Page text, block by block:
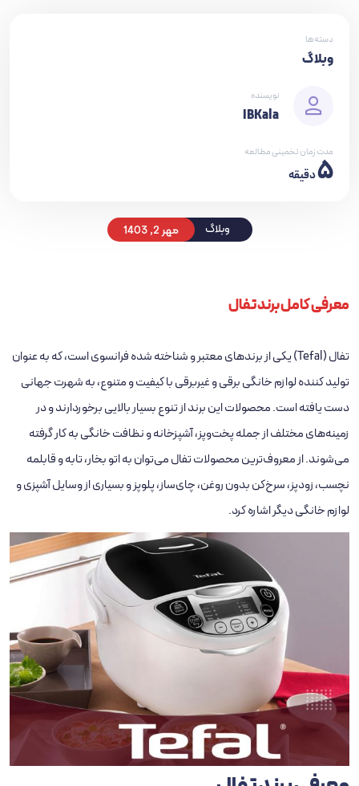
وبلاگ
دسته‌ها
وبلاگ
نویسنده
IBKala
مدت زمان تخمینی مطالعه
5دقیقه
مهر 2, 1403
معرفی کامل برند تفال
تفال (Tefal) یکی از برندهای معتبر و شناخته ‌شده فرانسوی است، که به عنوان
تولید کننده لوازم خانگی برقی و غیربرقی با کیفیت و متنوع، به شهرت جهانی
دست یافته است. محصولات این برند از تنوع بسیار بالایی برخوردارند و در
زمینه‌های مختلف از جمله پخت‌وپز، آشپزخانه و نظافت خانگی به کار گرفته
می‌شوند. از معروف‌ترین محصولات تفال می‌توان به اتو بخار، تابه و قابلمه
نچسب، زودپز، سرخ‌کن بدون روغن، چای‌ساز، پلوپز و بسیاری از وسایل آشپزی و
لوازم خانگی دیگر اشاره کرد.